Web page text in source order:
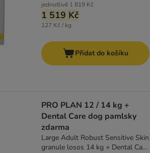
jednotlivě 1 819 Kč
1 519 Kč
127 Kč / kg
Přidat do košíku
PRO PLAN 12 / 14 kg +
Dental Care dog pamlsky
zdarma
Large Adult Robust Sensitive Skin
granule losos 14 kg + Dental Care